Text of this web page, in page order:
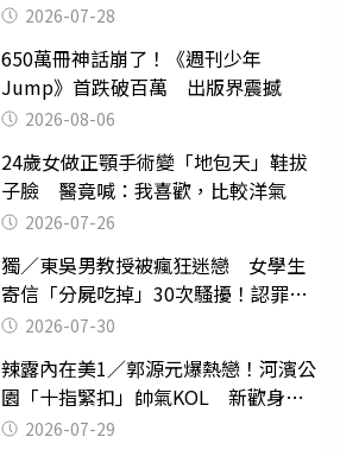
2026-07-28
650萬冊神話崩了！《週刊少年
Jump》首跌破百萬 出版界震撼
2026-08-06
24歲女做正顎手術變「地包天」鞋拔
子臉 醫竟喊：我喜歡，比較洋氣
2026-07-26
獨／東吳男教授被瘋狂迷戀 女學生
寄信「分屍吃掉」30次騷擾！認罪免
關 2026-07-30
辣露內在美1／郭源元爆熱戀！河濱公
園「十指緊扣」帥氣KOL 新歡身份
曝光2026-07-29